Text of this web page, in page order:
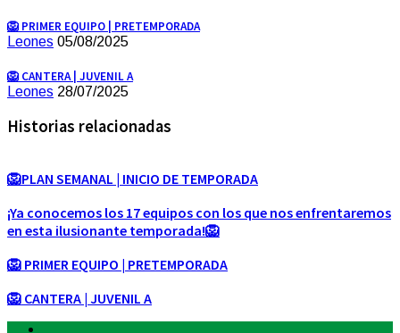
🦁 PRIMER EQUIPO | PRETEMPORADA
Leones 05/08/2025
🦁 CANTERA | JUVENIL A
Leones 28/07/2025
Historias relacionadas
🦁PLAN SEMANAL | INICIO DE TEMPORADA
¡Ya conocemos los 17 equipos con los que nos enfrentaremos
en esta ilusionante temporada!🦁
🦁 PRIMER EQUIPO | PRETEMPORADA
🦁 CANTERA | JUVENIL A